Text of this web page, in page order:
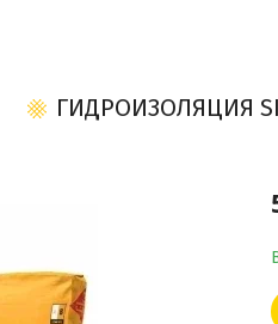
ГИДРОИЗОЛЯЦИЯ